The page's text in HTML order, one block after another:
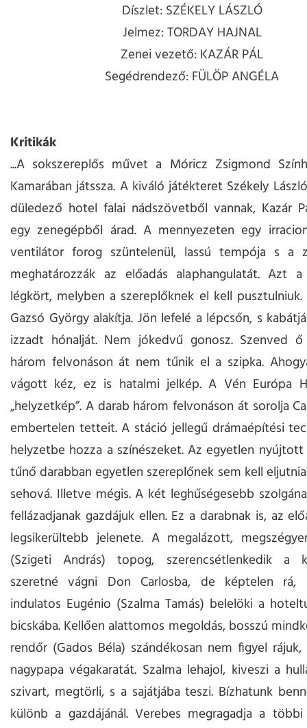
Díszlet: SZÉKELY LÁSZLÓ
Jelmez: TORDAY HAJNAL
Zenei vezető: KAZÁR PÁL
Segédrendező: FÜLÖP ANGÉLA
Kritikák
...A sokszereplős művet a Móricz Zsigmond
Kamarában játssza. A kiváló játékteret Székely
düledező hotel falai nádszövetből vannak, Kazár
egy zenegépből árad. A mennyezeten egy
ventilátor forog szüntelenül, lassú tempója s a
meghatározzák az előadás alaphangulatát. Azt
légkört, melyben a szereplőknek el kell
Gazsó György alakítja. Jön lefelé a lépcsőn, s
izzadt hónalját. Nem jókedvű gonosz. Szenved ő
három felvonáson át nem tűnik el a szipka.
vágott kéz, ez is hatalmi jelkép. A Vén Európa
„helyzetkép”. A darab három felvonáson át sorolja
embertelen tetteit. A stáció jellegű drámaépítési
helyzetbe hozza a színészeket. Az egyetlen
tűnő darabban egyetlen szereplőnek sem kell
sehová. Illetve mégis. A két leghűségesebb
fellázadjanak gazdájuk ellen. Ez a darabnak is, az
legsikerültebb jelenete. A megalázott,
(Szigeti András) topog, szerencsétlenkedik a
szeretné vágni Don Carlosba, de képtelen rá,
indulatos Eugénio (Szalma Tamás) belelöki a
bicskába. Kellően alattomos megoldás, bosszú
rendőr (Gados Béla) szándékosan nem figyel
nagypapa végakaratát. Szalma lehajol, kiveszi a
szivart, megtörli, s a sajátjába teszi. Bízhatunk
különb a gazdájánál. Verebes megragadja a